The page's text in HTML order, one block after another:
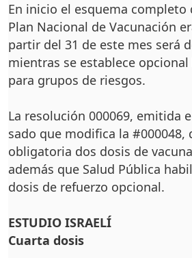
En inicio el esquema com­pleto
Plan Nacional de Vacuna­ción
par­tir del 31 de este mes será
mientras se establece
para grupos de ries­gos.
La resolución 000069, emitida
sado que modifica la #000048,
obligatoria dos dosis de
además que Salud Pública
dosis de refuer­zo opcional.
ESTUDIO ISRAELÍ
Cuarta dosis